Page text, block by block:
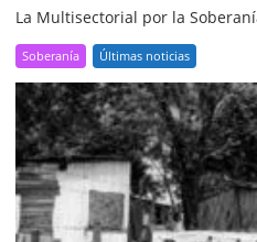
La Multisectorial por la
Soberanía Últimas noticias